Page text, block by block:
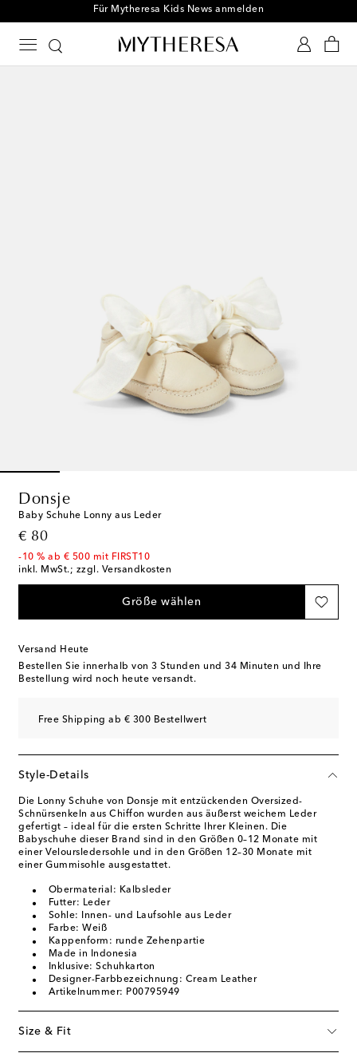
Für Mytheresa Kids News anmelden
Donsje
Baby Schuhe Lonny aus Leder
€ 80
original price
-10 % ab € 500 mit FIRST10
inkl. MwSt.; zzgl. Versandkosten
Größe wählen
Versand Heute
Bestellen Sie innerhalb von 3 Stunden und 34 Minuten und Ihre
Bestellung wird noch heute versandt.
Free Shipping ab € 300 Bestellwert
Style-Details
Die Lonny Schuhe von Donsje mit entzückenden Oversized-
Schnürsenkeln aus Chiffon wurden aus äußerst weichem Leder
gefertigt – ideal für die ersten Schritte Ihrer Kleinen. Die
Babyschuhe dieser Brand sind in den Größen 0–12 Monate mit
einer Veloursledersohle und in den Größen 12–30 Monate mit
einer Gummisohle ausgestattet.
Obermaterial: Kalbsleder
Futter: Leder
Sohle: Innen- und Laufsohle aus Leder
Farbe: Weiß
Kappenform: runde Zehenpartie
Made in Indonesia
Inklusive: Schuhkarton
Designer-Farbbezeichnung: Cream Leather
Artikelnummer: P00795949
Size & Fit